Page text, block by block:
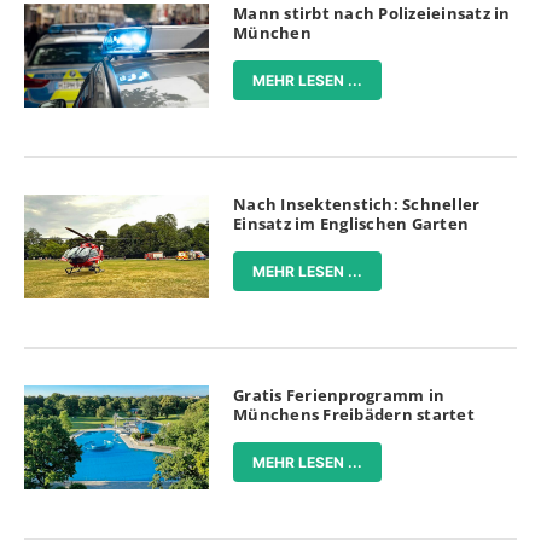
Mann stirbt nach Polizeieinsatz in
München
MEHR LESEN ...
Nach Insektenstich: Schneller
Einsatz im Englischen Garten
MEHR LESEN ...
Gratis Ferienprogramm in
Münchens Freibädern startet
MEHR LESEN ...